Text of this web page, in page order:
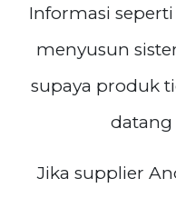
Informasi
menyusun
supaya produk
datang
Jika supplier